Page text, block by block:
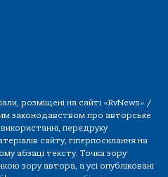
розміщені на сайті «RvNews» /
законодавством про авторське
передруку
сайту, гіперпосилання на
абзаці тексту. Точка зору
зору автора, а усі опубліковані